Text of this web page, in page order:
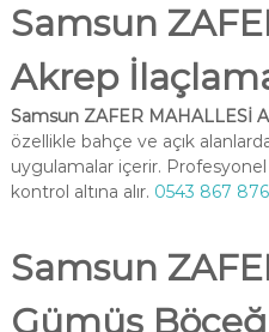
Samsun
Akrep
Samsun ZAFER MAHALLESİ
özellikle bahçe ve açık
uygulamalar içerir.
kontrol altına alır. 0543 867
Samsun
Gümüş